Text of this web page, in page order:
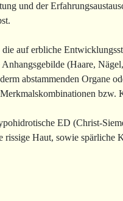
und der
auf erbliche
(Haare,
abstammenden
ED (Christ-
Haut, sowie spärliche